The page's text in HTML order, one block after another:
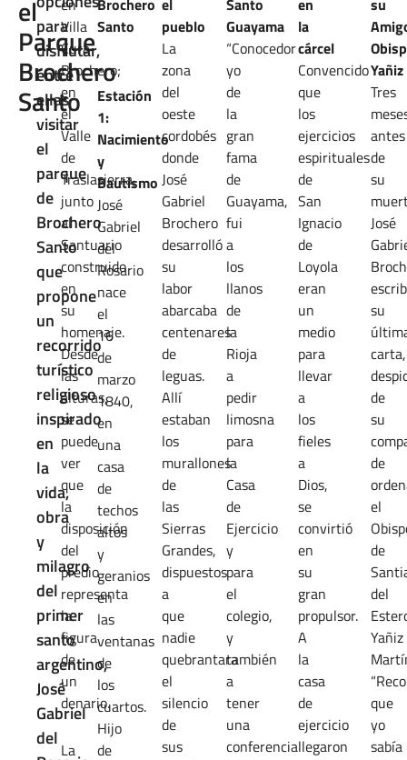
el
Parque
Brochero
Santo
para
disfrutar,
entre
ellas
visitar
el
parque
de
Brochero
Santo
que
propone
un
recorrido
turístico
religioso
inspirado
en
la
vida,
obra
y
milagro
del
primer
santo
argentino,
José
Gabriel
del
en
Villa
Cura
Brochero;
en
el
Valle
de
Traslasierra,
junto
al
Santuario
construido
en
su
homenaje.
Desde
las
alturas,
se
puede
ver
que
la
disposición
del
predio
representa
la
figura
de
un
denario.
La
Brochero
Santo
Estación
1:
Nacimiento
y
Bautismo
José
Gabriel
del
Rosario
nace
el
16
de
marzo
1840,
en
una
casa
de
techos
altos
y
geranios
en
las
ventanas
de
los
cuartos.
Hijo
de
el
pueblo
La
zona
del
oeste
cordobés
donde
José
Gabriel
Brochero
desarrolló
su
labor
abarcaba
centenares
de
leguas.
Allí
estaban
los
murallones
de
las
Sierras
Grandes,
dispuestos
a
que
nadie
quebrantara
el
silencio
de
sus
Santo
Guayama
“Conocedor
yo
de
la
gran
fama
de
Guayama,
fui
a
los
llanos
de
la
Rioja
a
pedir
limosna
para
la
Casa
de
Ejercicio
y
para
el
colegio,
y
también
a
tener
una
conferencia
en
la
cárcel
Convencido
que
los
ejercicios
espirituales
de
San
Ignacio
de
Loyola
eran
un
medio
para
llevar
a
los
fieles
a
Dios,
se
convirtió
en
su
gran
propulsor.
A
la
casa
de
ejercicio
llegaron
su
Yañiz
Tres
antes
de
su
José
su
carta,
de
su
de
el
de
del
Yañiz
que
yo
sabía